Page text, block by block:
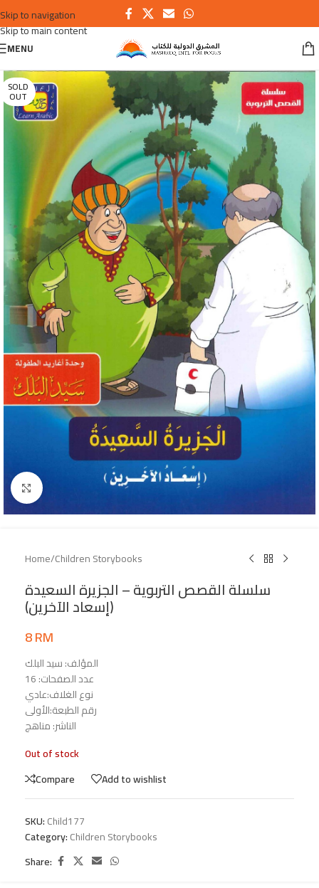
Skip to navigation
Skip to main content
MENU
SOLD
OUT
Click to enlarge
Home/Children Storybooks
سلسلة القصص التربوية – الجزيرة السعيدة
(إسعاد الآخرين)
8RM
المؤلف: سيد البلك
عدد الصفحات: 16
نوع الغلاف:عادي
رقم الطبعة:الأولى
الناشر: مناهج
Out of stock
Compare
Add to wishlist
SKU:Child177
Category:Children Storybooks
Share: